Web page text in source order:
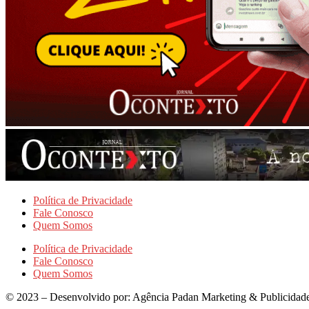
Política de Privacidade
Fale Conosco
Quem Somos
Política de Privacidade
Fale Conosco
Quem Somos
© 2023 – Desenvolvido por: Agência Padan Marketing &